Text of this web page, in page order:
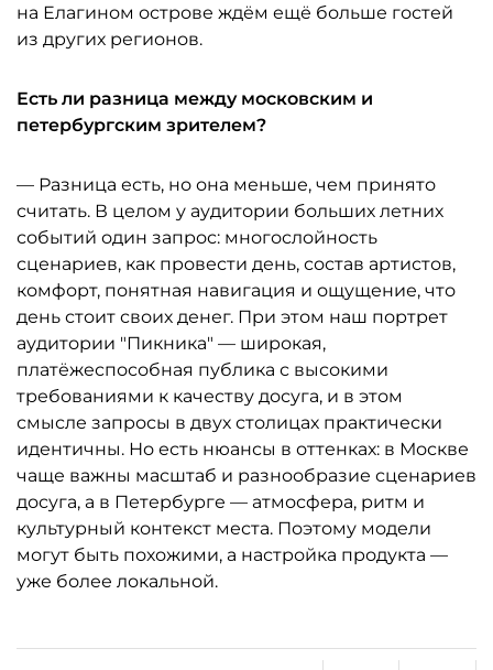
на Елагином острове ждём ещё больше гостей
из других регионов.
Есть ли разница между московским и
петербургским зрителем?
— Разница есть, но она меньше, чем принято
считать. В целом у аудитории больших летних
событий один запрос: многослойность
сценариев, как провести день, состав артистов,
комфорт, понятная навигация и ощущение, что
день стоит своих денег. При этом наш портрет
аудитории "Пикника" — широкая,
платёжеспособная публика с высокими
требованиями к качеству досуга, и в этом
смысле запросы в двух столицах практически
идентичны. Но есть нюансы в оттенках: в Москве
чаще важны масштаб и разнообразие сценариев
досуга, а в Петербурге — атмосфера, ритм и
культурный контекст места. Поэтому модели
могут быть похожими, а настройка продукта —
уже более локальной.